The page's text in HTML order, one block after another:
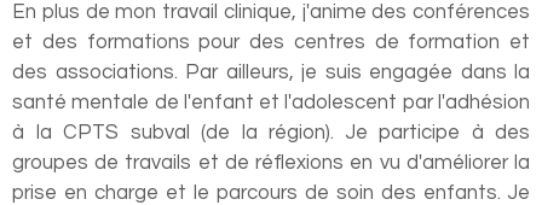
En plus de mon travail clinique, j'anime des conférences
et des formations pour des centres de formation et
des associations. Par ailleurs, je suis engagée dans la
santé mentale de l'enfant et l'adolescent par l'adhésion
à la CPTS subval (de la région). Je participe à des
groupes de travails et de réflexions en vu d'améliorer la
prise en charge et le parcours de soin des enfants. Je